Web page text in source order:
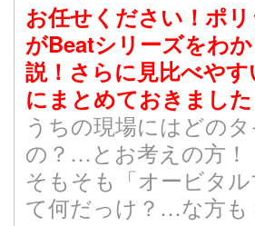
お任せください！ポ
がBeatシリーズをわ
説！さらに見比べや
にまとめておきました
うちの現場にはどの
の？…とお考えの方！
そもそも「オービタ
て何だっけ？…な方も